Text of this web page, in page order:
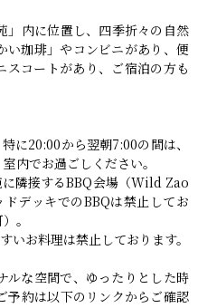
」内に位置し、四季折々の自然
い珈琲」やコンビニがあり、便
スコートがあり、ご宿泊の方も
に20:00から翌朝7:00の間は、
内でお過ごしください。
に隣接するBBQ会場（Wild Zao
デッキでのBBQは禁止してお
。
いお料理は禁止しております。
ルな空間で、ゆったりとした時
予約は以下のリンクからご確認